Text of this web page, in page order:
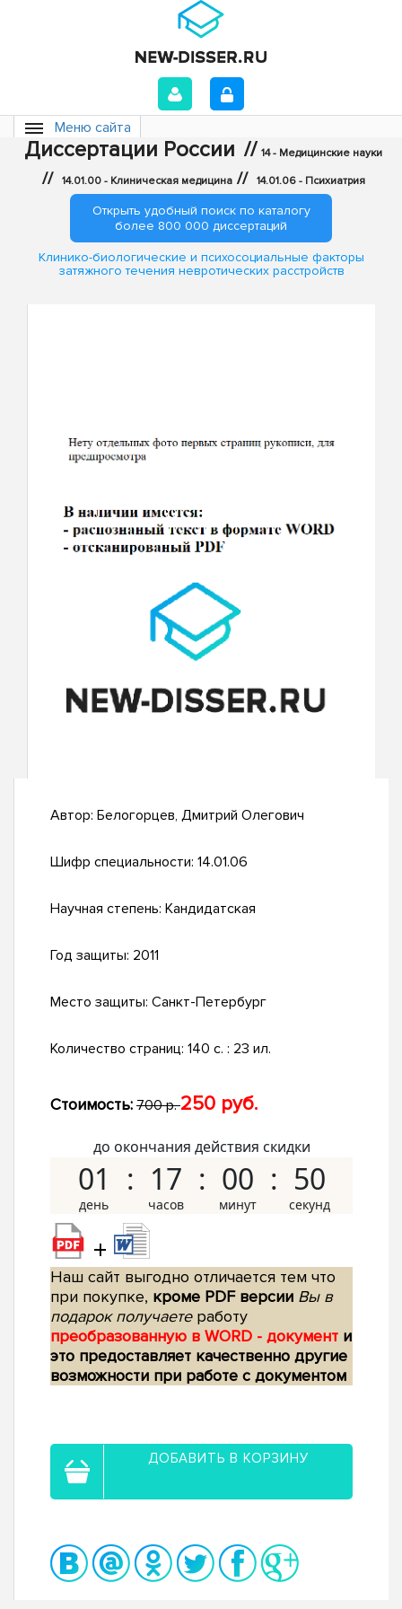
Меню сайта
Диссертации России // 14 - Медицинские науки
// 14.01.00 - Клиническая медицина // 14.01.06 - Психиатрия
Открыть удобный поиск по каталогу
более 800 000 диссертаций
Клинико-биологические и психосоциальные факторы
затяжного течения невротических расстройств
Автор: Белогорцев, Дмитрий Олегович
Шифр специальности: 14.01.06
Научная степень: Кандидатская
Год защиты: 2011
Место защиты: Санкт-Петербург
Количество страниц: 140 с. : 23 ил.
Стоимость: 700 р.250 руб.
до окончания действия скидки
01 17 00 49
+
Наш сайт выгодно отличается тем что
при покупке, кроме PDF версии Вы в
подарок получаетеработу
преобразованную в WORD - документ и
это предоставляет качественно другие
возможности при работе с документом
ДОБАВИТЬ В КОРЗИНУ